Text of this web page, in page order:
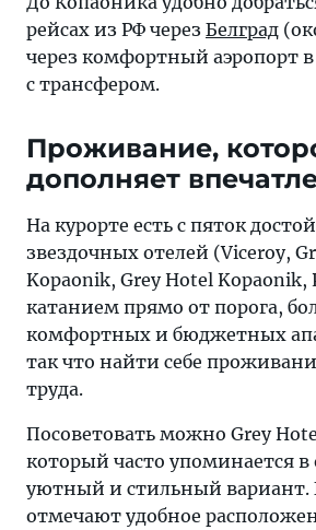
рейсах из РФ через Белград
через комфортный аэропорт
с трансфером.
Проживание,
дополняет
На курорте есть с пяток
звездочных отелей (Viceroy,
Kopaonik, Grey Hotel Kopaonik,
катанием прямо от порога,
комфортных и бюджетных
так что найти себе
труда.
Посоветовать можно Grey
который часто упоминается в
уютный и стильный вариант.
отмечают удобное